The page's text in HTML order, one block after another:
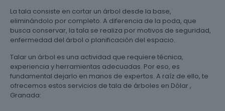
La tala consiste en cortar un árbol desde la base,
eliminándolo por completo. A diferencia de la poda, que
busca conservar, la tala se realiza por motivos de seguridad,
enfermedad del árbol o planificación del espacio.
Talar un árbol es una actividad que requiere técnica,
experiencia y herramientas adecuadas. Por eso, es
fundamental dejarlo en manos de expertos. A raíz de ello, te
ofrecemos estos servicios de tala de árboles en Dólar ,
Granada: